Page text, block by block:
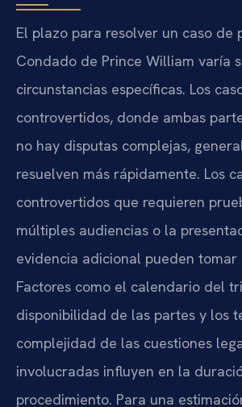
El plazo para resolver un caso de
Condado de Prince William varía
circunstancias específicas. Los
controvertidos, donde ambas
no hay disputas complejas,
resuelven más rápidamente. Los
controvertidos que requieren
múltiples audiencias o la
evidencia adicional pueden tomar
Factores como el calendario del
disponibilidad de las partes y los
complejidad de las cuestiones
involucradas influyen en la
procedimiento. Para una